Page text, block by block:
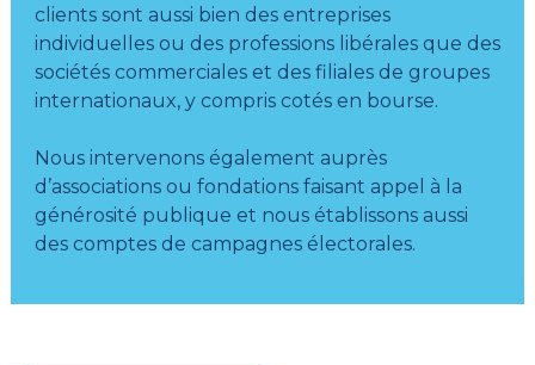
clients sont aussi bien des entreprises
individuelles ou des professions libérales que des
sociétés commerciales et des filiales de groupes
internationaux, y compris cotés en bourse.
Nous intervenons également auprès
d’associations ou fondations faisant appel à la
générosité publique et nous établissons aussi
des comptes de campagnes électorales.